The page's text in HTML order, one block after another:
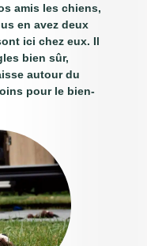
amis les chiens,
en avez deux
ici chez eux. Il
bien sûr,
autour du
pour le bien-